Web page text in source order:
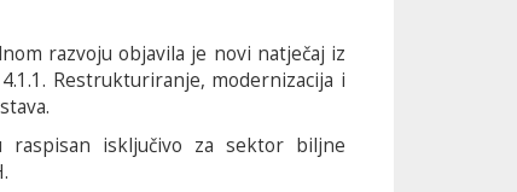
razvoju objavila je novi natječaj iz
Restrukturiranje, modernizacija i
isključivo za sektor biljne